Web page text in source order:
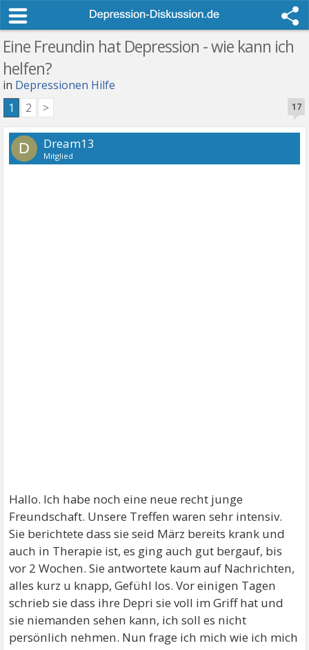
Eine Freundin hat Depression - wie kann ich
helfen?
in Depressionen Hilfe
17
1 2 >
D Dream13
Mitglied
Hallo. Ich habe noch eine neue recht junge
Freundschaft. Unsere Treffen waren sehr intensiv.
Sie berichtete dass sie seid März bereits krank und
auch in Therapie ist, es ging auch gut bergauf, bis
vor 2 Wochen. Sie antwortete kaum auf Nachrichten,
alles kurz u knapp, Gefühl los. Vor einigen Tagen
schrieb sie dass ihre Depri sie voll im Griff hat und
sie niemanden sehen kann, ich soll es nicht
persönlich nehmen. Nun frage ich mich wie ich mich